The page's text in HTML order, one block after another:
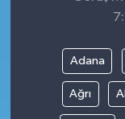
Adana
Ağrı